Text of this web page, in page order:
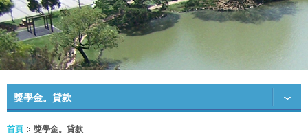
獎學金。貸款
首頁 獎學金。貸款